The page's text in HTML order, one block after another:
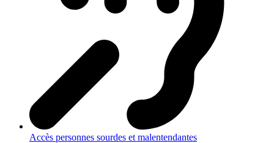
Accès personnes sourdes et malentendantes